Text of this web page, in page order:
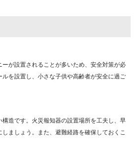
が設置されることが多いため、安全対策が必
を設置し、小さな子供や高齢者が安全に過ご
造です。火災報知器の設置場所を工夫し、早
ましょう。また、避難経路を確保しておくこ